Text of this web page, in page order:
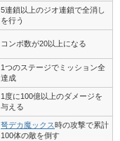
5連鎖以上のジオ連鎖で全消し
を行う
コンボ数が20以上になる
1つのステージでミッション全
達成
1度に100億以上のダメージを
与える
弩デカ魔ックス時の攻撃で累計
100体の敵を倒す